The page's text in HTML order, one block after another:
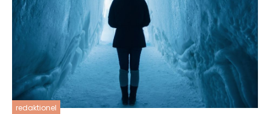
redaktionel